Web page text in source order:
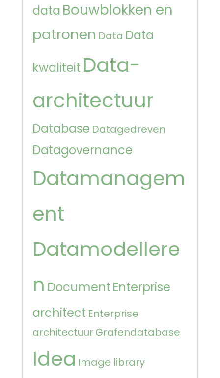
data Bouwblokken en
patronen Data Data
kwaliteit Data-
architectuur
Database Datagedreven
Datagovernance
Datamanagem
ent
Datamodellere
n Document Enterprise
architect Enterprise
architectuurGrafendatabase
Idea Image library